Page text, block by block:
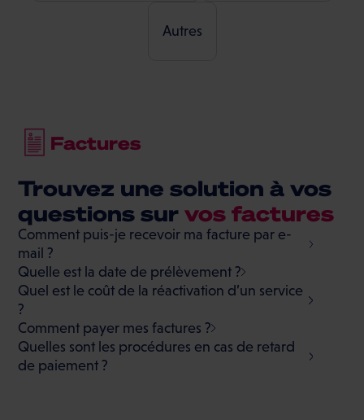
Autres
Factures
Trouvez une solution à vos
questions survos factures
Comment puis-je recevoir ma facture par e-
mail ?
Quelle est la date de prélèvement ?
Quel est le coût de la réactivation d’un service
?
Comment payer mes factures ?
Quelles sont les procédures en cas de retard
de paiement ?